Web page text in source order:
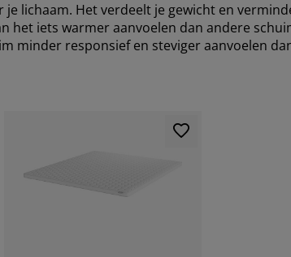
lichaam. Het verdeelt je gewicht en
iets warmer aanvoelen dan andere
minder responsief en steviger aanvoelen